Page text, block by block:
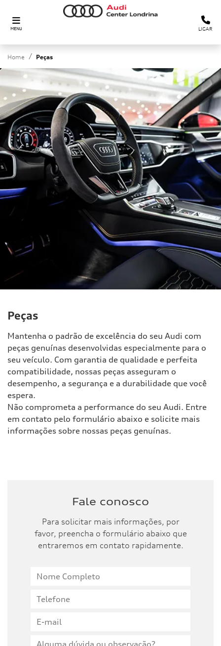
MENU LIGAR
Home Peças
Peças
Mantenha o padrão de excelência do seu Audi com
peças genuínas desenvolvidas especialmente para o
seu veículo. Com garantia de qualidade e perfeita
compatibilidade, nossas peças asseguram o
desempenho, a segurança e a durabilidade que você
espera.
Não comprometa a performance do seu Audi. Entre
em contato pelo formulário abaixo e solicite mais
informações sobre nossas peças genuínas.
Fale conosco
Para solicitar mais informações, por
favor, preencha o formulário abaixo que
entraremos em contato rapidamente.